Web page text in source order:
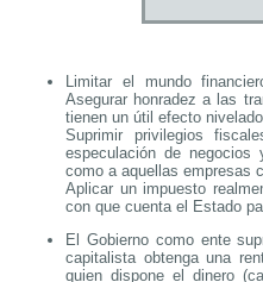
Limitar el mundo
Asegurar honradez a las
tienen un útil efecto
Suprimir privilegios
especulación de
como a aquellas empresas
Aplicar un impuesto
con que cuenta el Estado
El Gobierno como ente
capitalista obtenga una
quien dispone el dinero